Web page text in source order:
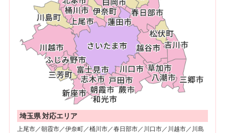
埼玉県 対応エリア
上尾市／朝霞市／伊奈町／桶川市／春日部市／川口市／川越市／川島